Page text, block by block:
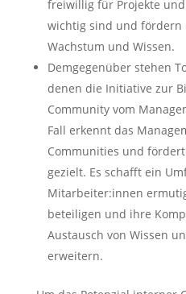
freiwillig für Projekte
wichtig sind und fördern
Wachstum und Wissen.
Demgegenüber stehen
denen die Initiative zur
Community vom
Fall erkennt das
Communities und
gezielt. Es schafft ein
Mitarbeiter:innen
beteiligen und ihre
Austausch von Wissen
erweitern.